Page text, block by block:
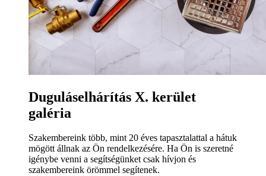
Duguláselhárítás X. kerület
galéria
Szakembereink több, mint 20 éves tapasztalattal a hátuk
mögött állnak az Ön rendelkezésére. Ha Ön is szeretné
igénybe venni a segítségünket csak hívjon és
szakembereink örömmel segítenek.